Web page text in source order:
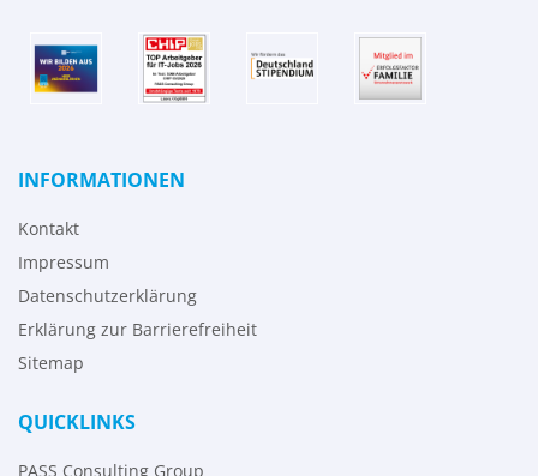
INFORMATIONEN
Kontakt
Impressum
Datenschutzerklärung
Erklärung zur Barrierefreiheit
Sitemap
QUICKLINKS
PASS Consulting Group